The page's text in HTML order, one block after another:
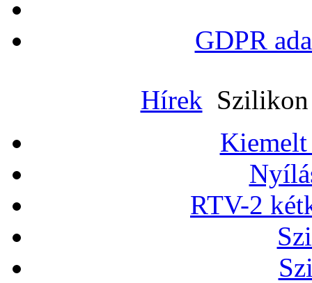
GDPR
Hírek Szilikon
RTV-2